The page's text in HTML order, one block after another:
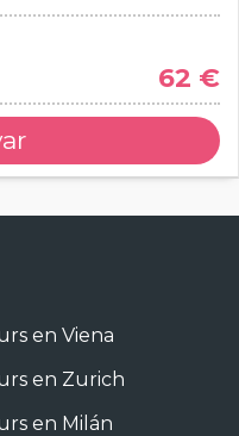
62 €
en Viena
en Zurich
en Milán